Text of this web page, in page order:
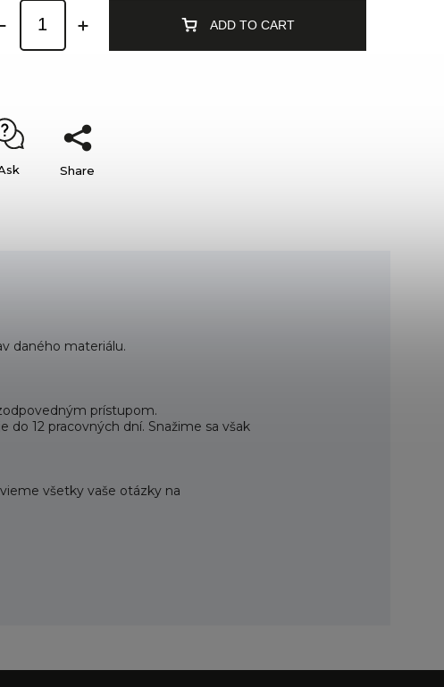
ADD TO CART
Share
daného materiálu.
prístupom.
12 pracovných dní. Snažime sa však
všetky vaše otázky na